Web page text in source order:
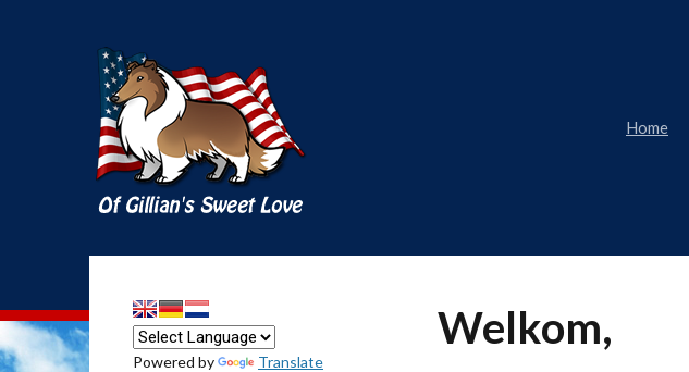
Home
Welkom,
Powered by Translate